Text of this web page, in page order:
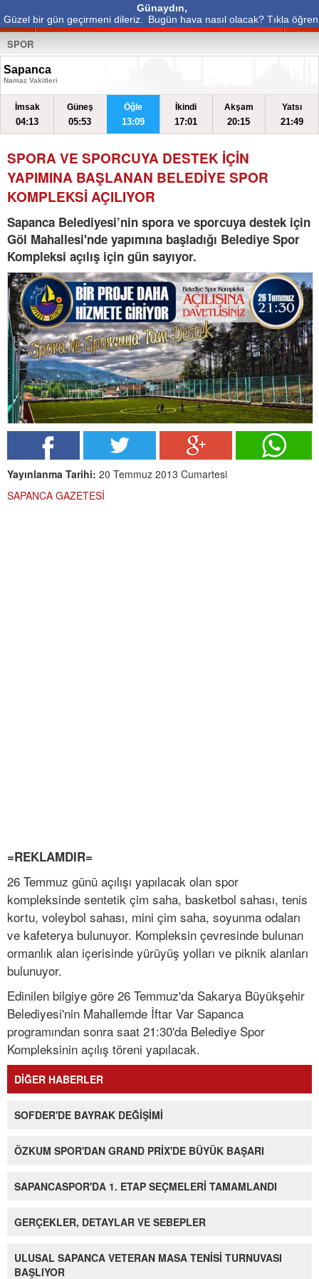
Günaydın,
Güzel bir gün geçirmeni dileriz.
Bugün hava nasıl olacak? Tıkla öğren
SPOR
Sapanca
Namaz Vakitleri
İmsak
04:13
Güneş
05:53
Öğle
13:09
İkindi
17:01
Akşam
20:15
Yatsı
21:49
SPORA VE SPORCUYA DESTEK İÇİN
YAPIMINA BAŞLANAN BELEDİYE SPOR
KOMPLEKSİ AÇILIYOR
Sapanca Belediyesi’nin spora ve sporcuya destek için
Göl Mahallesi'nde yapımına başladığı Belediye Spor
Kompleksi açılış için gün sayıyor.
Yayınlanma Tarihi: 20 Temmuz 2013 Cumartesi
SAPANCA GAZETESİ
=REKLAMDIR=
26 Temmuz günü açılışı yapılacak olan spor
kompleksinde sentetik çim saha, basketbol sahası, tenis
kortu, voleybol sahası, mini çim saha, soyunma odaları
ve kafeterya bulunuyor. Kompleksin çevresinde bulunan
ormanlık alan içerisinde yürüyüş yolları ve piknik alanları
bulunuyor.
Edinilen bilgiye göre 26 Temmuz'da Sakarya Büyükşehir
Belediyesi'nin Mahallemde İftar Var Sapanca
programından sonra saat 21:30'da Belediye Spor
Kompleksinin açılış töreni yapılacak.
DİĞER HABERLER
SOFDER'DE BAYRAK DEĞİŞİMİ
ÖZKUM SPOR'DAN GRAND PRİX'DE BÜYÜK BAŞARI
SAPANCASPOR'DA 1. ETAP SEÇMELERİ TAMAMLANDI
GERÇEKLER, DETAYLAR VE SEBEPLER
ULUSAL SAPANCA VETERAN MASA TENİSİ TURNUVASI
BAŞLIYOR